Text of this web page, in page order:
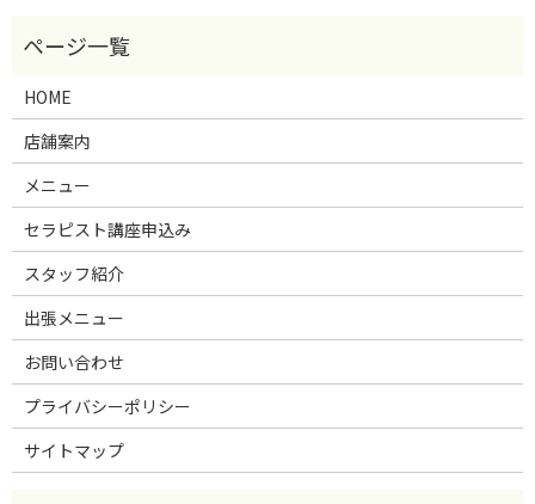
HOME
店舗案内
メニュー
セラピスト講座申込み
スタッフ紹介
出張メニュー
お問い合わせ
プライバシーポリシー
サイトマップ